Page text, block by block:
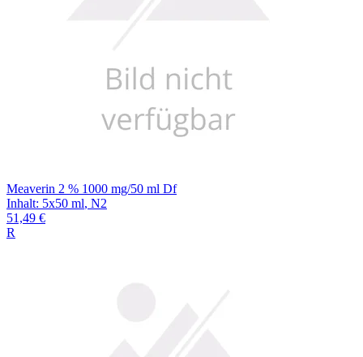
Meaverin 2 % 1000 mg/50 ml Df
Inhalt: 5x50 ml, N2
51,49 €
R